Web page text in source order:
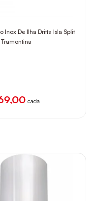
Inox De Ilha Dritta Isla Split
cada